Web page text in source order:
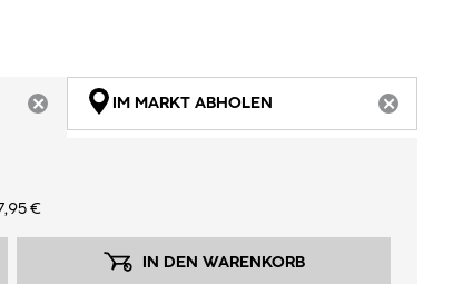
ARTIKEL NICHT VERFÜGBAR
IM MARKT ABHOLEN
€
IN DEN WARENKORB